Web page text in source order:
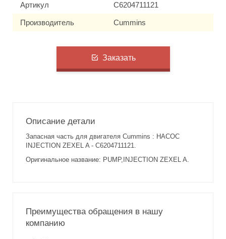
Артикул C6204711121
Производитель Cummins
Заказать
Описание детали
Запасная часть для двигателя Cummins : НАСОС
INJECTION ZEXEL A - C6204711121.
Оригинальное название: PUMP,INJECTION ZEXEL A.
Преимущества обращения в нашу
компанию